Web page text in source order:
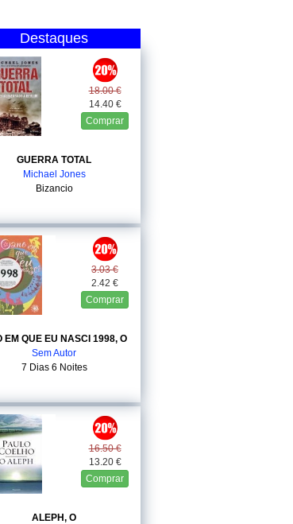
Destaques
18.00 €
14.40 €
Comprar
GUERRA TOTAL
Michael Jones
Bizancio
3.03 €
2.42 €
Comprar
EM QUE EU NASCI 1998, O
Sem Autor
7 Dias 6 Noites
16.50 €
13.20 €
Comprar
ALEPH, O